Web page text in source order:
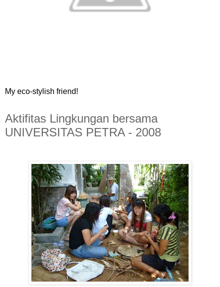
My eco-stylish friend!
Aktifitas Lingkungan bersama
UNIVERSITAS PETRA - 2008